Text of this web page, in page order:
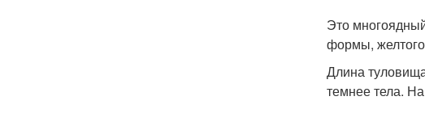
Это
формы,
Длина
темнее тела.